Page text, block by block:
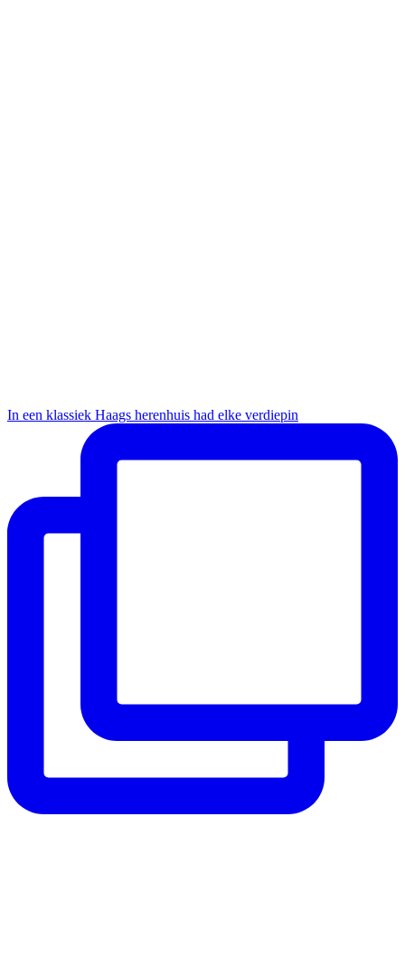
In een klassiek Haags herenhuis had elke verdiepin